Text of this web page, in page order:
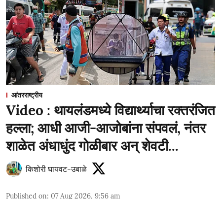
आंतरराष्ट्रीय
Video : थायलंडमध्ये विद्यार्थ्याचा रक्तरंजित
हल्ला; आधी आजी-आजोबांना संपवलं, नंतर
शाळेत अंधाधुंद गोळीबार अन् शेवटी...
किशोरी घायवट-उबाळे
Published on: 07 Aug 2026, 9:56 am